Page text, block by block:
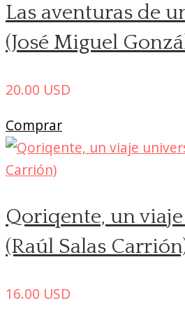
Las aventuras de
(José Miguel
20.00 USD
Comprar
Qoriqente, un
(Raúl Salas
16.00 USD